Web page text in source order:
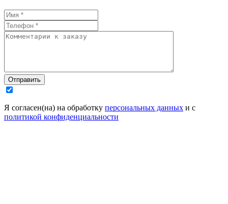
Отправить
Я согласен(на) на обработку персональных данных и с
политикой конфиденциальности